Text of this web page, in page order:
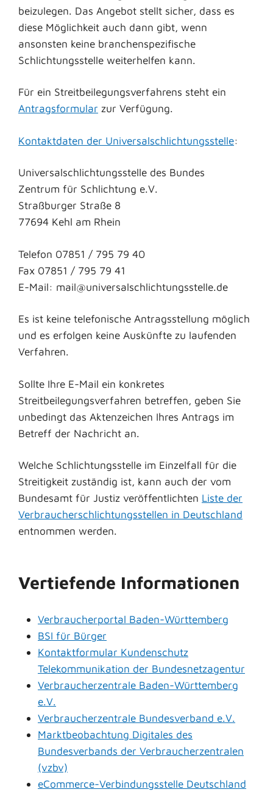
beizulegen. Das Angebot stellt sicher, dass es
diese Möglichkeit auch dann gibt, wenn
ansonsten keine branchenspezifische
Schlichtungsstelle weiterhelfen kann.
Für ein Streitbeilegungsverfahrens steht ein
Antragsformular zur Verfügung.
Kontaktdaten der Universalschlichtungsstelle:
Universalschlichtungsstelle des Bundes
Zentrum für Schlichtung e.V.
Straßburger Straße 8
77694 Kehl am Rhein
Telefon 07851 / 795 79 40
Fax 07851 / 795 79 41
E-Mail: mail@universalschlichtungsstelle.de
Es ist keine telefonische Antragsstellung möglich
und es erfolgen keine Auskünfte zu laufenden
Verfahren.
Sollte Ihre E-Mail ein konkretes
Streitbeilegungsverfahren betreffen, geben Sie
unbedingt das Aktenzeichen Ihres Antrags im
Betreff der Nachricht an.
Welche Schlichtungsstelle im Einzelfall für die
Streitigkeit zuständig ist, kann auch der vom
Bundesamt für Justiz veröffentlichten Liste der
Verbraucherschlichtungsstellen in Deutschland
entnommen werden.
Vertiefende Informationen
Verbraucherportal Baden-Württemberg
BSI für Bürger
Kontaktformular Kundenschutz
Telekommunikation der Bundesnetzagentur
Verbraucherzentrale Baden-Württemberg
e.V.
Verbraucherzentrale Bundesverband e.V.
Marktbeobachtung Digitales des
Bundesverbands der Verbraucherzentralen
(vzbv)
eCommerce-Verbindungsstelle Deutschland